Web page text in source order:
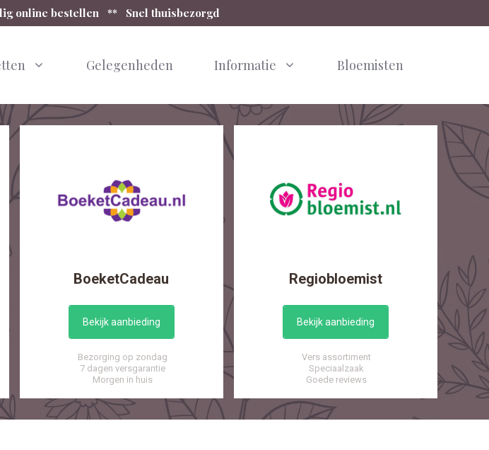
online bestellen ** Snel thuisbezorgd
Gelegenheden Informatie Bloemisten
BoeketCadeau
Bekijk aanbieding
Bezorging op zondag
7 dagen versgarantie
Morgen in huis
Regiobloemist
Bekijk aanbieding
Vers assortiment
Speciaalzaak
Goede reviews